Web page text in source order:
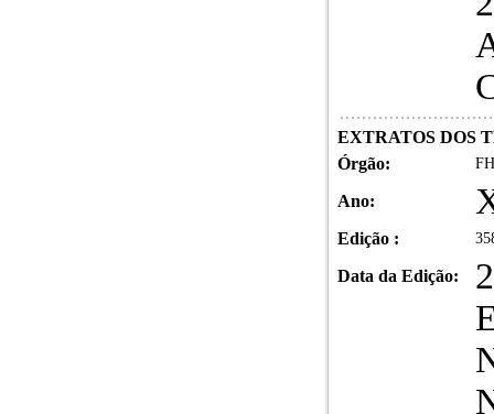
EXTRATOS DOS
Órgão:
Ano:
Edição :
Data da Edição: